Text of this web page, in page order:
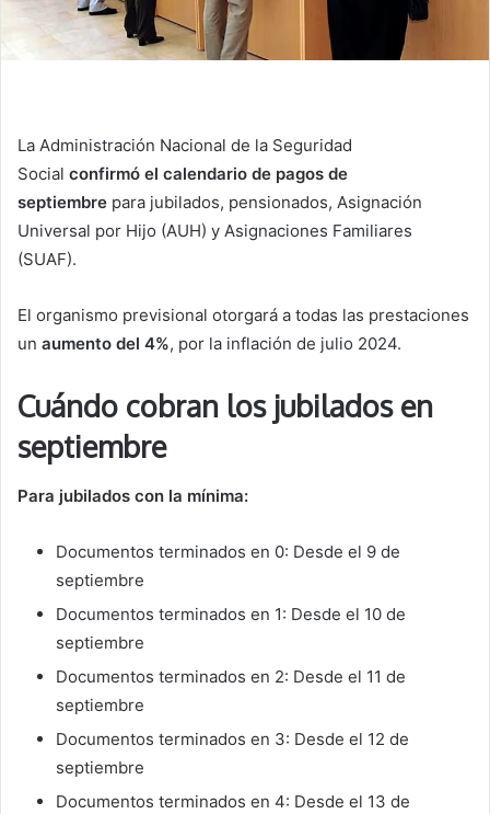
La Administración Nacional de la Seguridad
Social confirmó el calendario de pagos de
septiembre para jubilados, pensionados, Asignación
Universal por Hijo (AUH) y Asignaciones Familiares
(SUAF).
El organismo previsional otorgará a todas las prestaciones
un aumento del 4%, por la inflación de julio 2024.
Cuándo cobran los jubilados en
septiembre
Para jubilados con la mínima:
Documentos terminados en 0: Desde el 9 de
septiembre
Documentos terminados en 1: Desde el 10 de
septiembre
Documentos terminados en 2: Desde el 11 de
septiembre
Documentos terminados en 3: Desde el 12 de
septiembre
Documentos terminados en 4: Desde el 13 de